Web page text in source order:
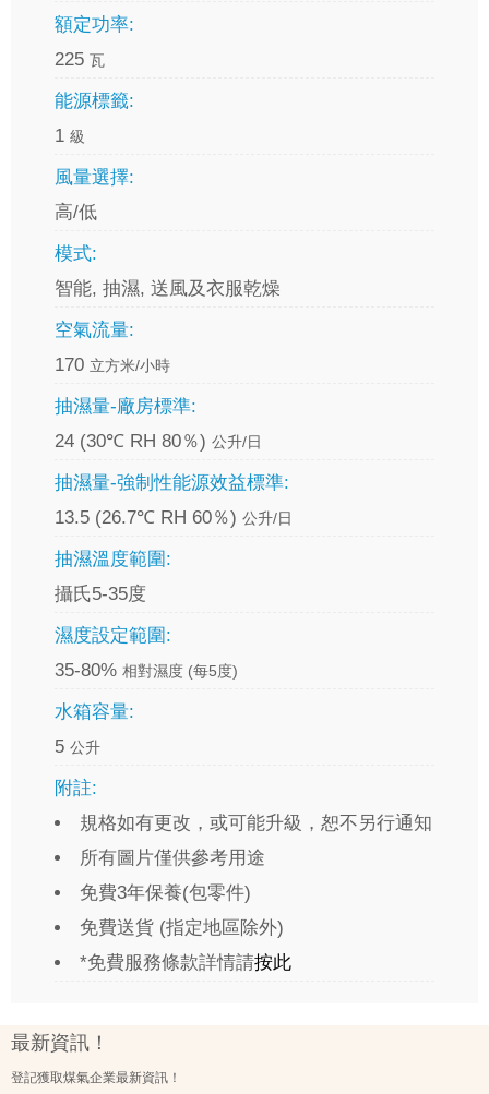
額定功率:
225 瓦
能源標籤:
1 級
風量選擇:
高/低
模式:
智能, 抽濕, 送風及衣服乾燥
空氣流量:
170 立方米/小時
抽濕量-廠房標準:
24 (30℃ RH 80％) 公升/日
抽濕量-強制性能源效益標準:
13.5 (26.7℃ RH 60％) 公升/日
抽濕溫度範圍:
攝氏5-35度
濕度設定範圍:
35-80% 相對濕度 (每5度)
水箱容量:
5 公升
附註:
規格如有更改，或可能升級，恕不另行通知
所有圖片僅供參考用途
免費3年保養(包零件)
免費送貨 (指定地區除外)
*免費服務條款詳情請按此
最新資訊！
登記獲取煤氣企業最新資訊！